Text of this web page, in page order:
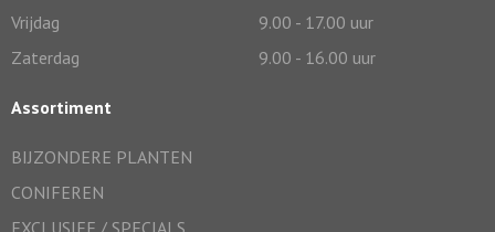
Vrijdag
9.00 - 17.00 uur
Zaterdag
9.00 - 16.00 uur
Assortiment
BIJZONDERE PLANTEN
CONIFEREN